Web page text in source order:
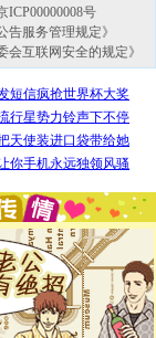
号
服务管理规定》
互联网安全的规定》
送给你的，又不打算给
快乐！千万要健康！千万
忘记我！
要快乐!新年要快乐!天
个特别的日子里,愿幸福,
你同在.圣诞快乐!
你我要充电；没有你我会
事业，抱你是我特长，吻
快乐
，一是今生今世和你在一